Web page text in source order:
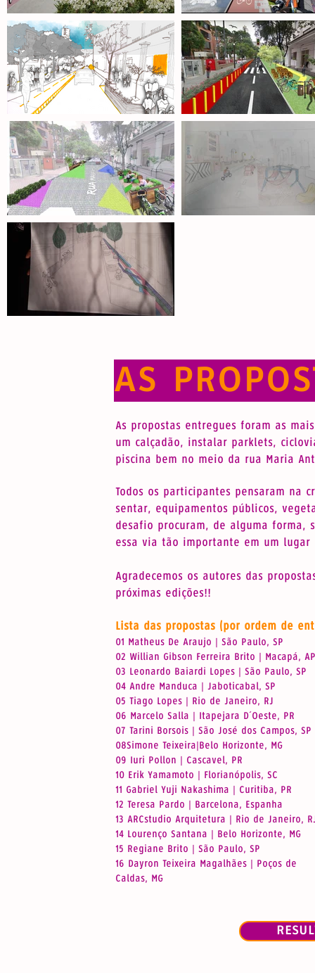
AS
As propostas entregues foram as
um calçadão, instalar parklets,
piscina bem no meio da rua Maria
Todos os participantes pensaram na
sentar, equipamentos públicos,
desafio procuram, de alguma forma,
essa via tão importante em um
Agradecemos os autores das
próximas edições!!
Lista das propostas (por ordem de
01 Matheus De Araujo | São Paulo, SP
02 Willian Gibson Ferreira Brito | Macapá, AP
03 Leonardo Baiardi Lopes | São Paulo, SP
04 Andre Manduca | Jaboticabal, SP
05 Tiago Lopes | Rio de Janeiro, RJ
06 Marcelo Salla | Itapejara D´Oeste, PR
07 Tarini Borsois | São José dos Campos, SP
08Simone Teixeira|Belo Horizonte, MG
09 Iuri Pollon | Cascavel, PR
10 Erik Yamamoto | Florianópolis, SC
11 Gabriel Yuji Nakashima | Curitiba, PR
12 Teresa Pardo | Barcelona, Espanha
13 ARCstudio Arquitetura | Rio de Janeiro,
14 Lourenço Santana | Belo Horizonte, MG
15 Regiane Brito | São Paulo, SP
16 Dayron Teixeira Magalhães | Poços de
Caldas, MG